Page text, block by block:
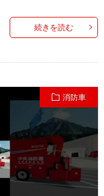
続きを読む
消防車